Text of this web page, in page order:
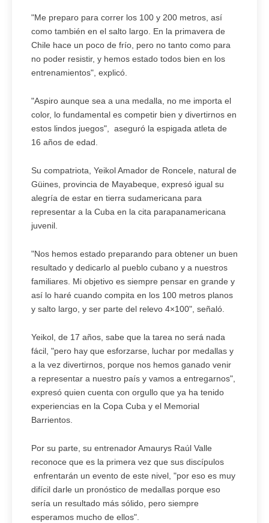
"Me preparo para correr los 100 y 200 metros, así
como también en el salto largo. En la primavera de
Chile hace un poco de frío, pero no tanto como para
no poder resistir, y hemos estado todos bien en los
entrenamientos", explicó.
"Aspiro aunque sea a una medalla, no me importa el
color, lo fundamental es competir bien y divertirnos en
estos lindos juegos", aseguró la espigada atleta de
16 años de edad.
Su compatriota, Yeikol Amador de Roncele, natural de
Güines, provincia de Mayabeque, expresó igual su
alegría de estar en tierra sudamericana para
representar a la Cuba en la cita parapanamericana
juvenil.
"Nos hemos estado preparando para obtener un buen
resultado y dedicarlo al pueblo cubano y a nuestros
familiares. Mi objetivo es siempre pensar en grande y
así lo haré cuando compita en los 100 metros planos
y salto largo, y ser parte del relevo 4×100", señaló.
Yeikol, de 17 años, sabe que la tarea no será nada
fácil, "pero hay que esforzarse, luchar por medallas y
a la vez divertirnos, porque nos hemos ganado venir
a representar a nuestro país y vamos a entregarnos",
expresó quien cuenta con orgullo que ya ha tenido
experiencias en la Copa Cuba y el Memorial
Barrientos.
Por su parte, su entrenador Amaurys Raúl Valle
reconoce que es la primera vez que sus discípulos
enfrentarán un evento de este nivel, "por eso es muy
difícil darle un pronóstico de medallas porque eso
sería un resultado más sólido, pero siempre
esperamos mucho de ellos".